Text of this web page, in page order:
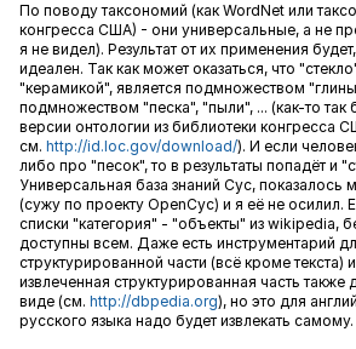
По поводу таксономий (как WordNet или
конгресса США) - они универсальные, а не
я не видел). Результат от их применения
идеален. Так как может оказаться, что
"керамикой", является подмножеством
подмножеством "песка", "пыли", ... (как-то
версии онтологии из библиотеки конгресса
см. http://id.loc.gov/download/). И если
либо про "песок", то в результаты попадёт и
Универсальная база знаний Cyc, показалось
(сужу по проекту OpenCyc) и я её не осилил.
списки "категория" - "объекты" из wikipedia,
доступны всем. Даже есть инструментарий
структурированной части (всё кроме текста)
извлеченная структурированная часть также
виде (см. http://dbpedia.org), но это для
русского языка надо будет извлекать самому.